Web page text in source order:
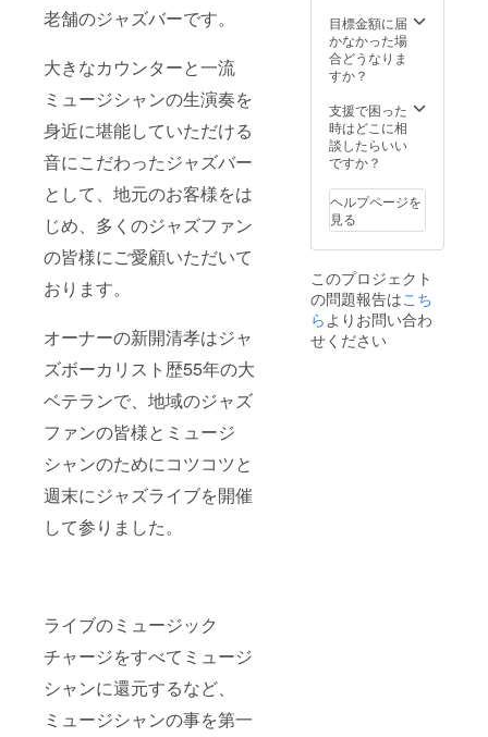
老舗のジャズバーです。
大きなカウンターと一流
ミュージシャンの生演奏を
身近に堪能していただける
音にこだわったジャズバー
として、地元のお客様をは
じめ、多くのジャズファン
の皆様にご愛顧いただいて
おります。
オーナーの新開清孝はジャ
ズボーカリスト歴55年の大
ベテランで、地域のジャズ
ファンの皆様とミュージ
シャンのためにコツコツと
週末にジャズライブを開催
して参りました。
ライブのミュージック
チャージをすべてミュージ
シャンに還元するなど、
ミュージシャンの事を第一
ライブ
を 実
施しま
ライブ
ではこ
ちらが
一方的
ブを配
します
が、こ
の2020
年７月
～2020
年12月
までに
生
ライブ
配信は
ただい
ている
ファン
と 一
るライ
す。
リクエ
聞いた
り、
トーク
をしな
とお書
きくだ
さい ・
2020年
12月ま
でに月
１回行
イブ配
信の
日時
を、
にてお
知らせ
ていた
しま
す。
に作成
いたし
ます。
ジャズ
バー武
里サ
ニーサ
に記載
する
お
名前を
くださ
い。
NG
な方は
「NG」
目標金額に届
かなかった場
合どうなりま
すか？
支援で困った
時はどこに相
談したらいい
ですか？
ヘルプページを
見る
このプロジェクト
の問題報告はこち
らよりお問い合わ
せください